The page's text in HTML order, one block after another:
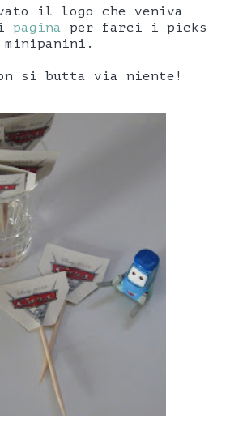
il logo che veniva
pagina per farci i picks
si butta via niente!